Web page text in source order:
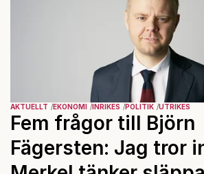
AKTUELLT EKONOMI INRIKES POLITIK UTRIKES
Fem frågor till Björn
Fägersten: Jag tror